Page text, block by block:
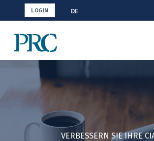
LOGIN DE
CIA-Vorbereitung
Kurs
VERBESSERN SIE IHRE